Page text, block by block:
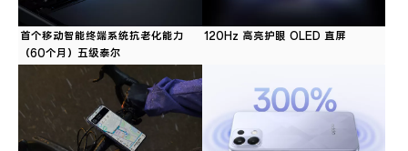
首个移动智能终端系统抗老化能力
（60个月）五级泰尔
120Hz 高亮护眼 OLED 直屏